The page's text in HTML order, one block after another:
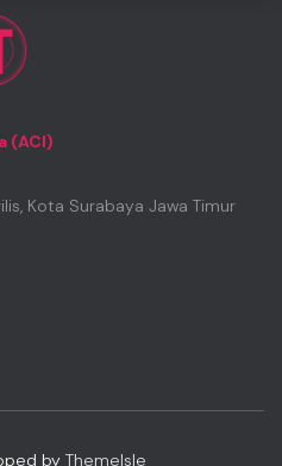
(ACI)
Kota Surabaya Jawa Timur
by ThemeIsle